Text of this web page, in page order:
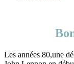
Les années 80,une